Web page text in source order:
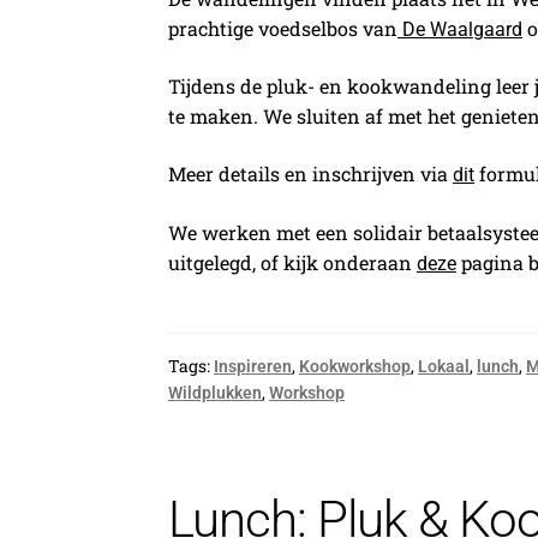
prachtige voedselbos van De Waalgaard
Tijdens de pluk- en kookwandeling leer
te maken. We sluiten af met het
Meer details en inschrijven viadit
We werken met een solidair
uitgelegd, of kijk onderaandeze pagina
Tags: Inspireren, Kookworkshop, Lokaal, lunch,
Wildplukken,Workshop
Lunch: Pluk &